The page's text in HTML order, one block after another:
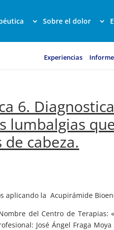
Sobre el dolor
Experiencias
6.
lumbalgias
cabeza.
aplicando la Acupirámide
del Centro de Terapias:
José Ángel Fraga